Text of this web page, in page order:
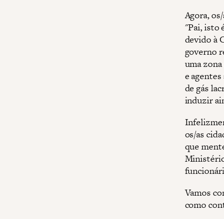
Agora,
"Pai, isto
devido à
governo
uma
e
de gás
induzir
os/as
que
Vamos
como